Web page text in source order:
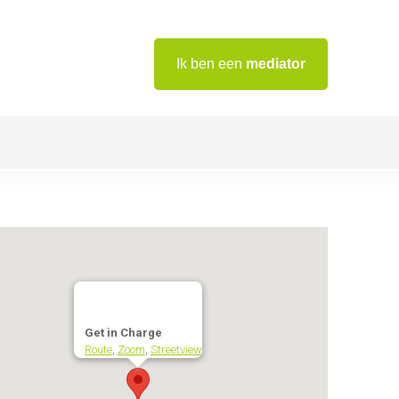
Ik ben een mediator
Get in Charge
Route, Zoom Streetview